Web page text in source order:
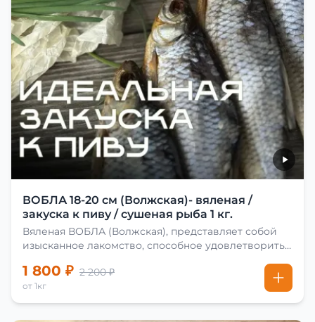
ВОБЛА 18-20 см (Волжская)- вяленая /
закуска к пиву / сушеная рыба 1 кг.
Вяленая ВОБЛА (Волжская), представляет собой
изысканное лакомство, способное удовлетворить
сделать вяленую воблу, её сначала хорошо солят.
Для этого используют старые рецепты и
современные способы. Благодаря этому рыба
1 800 ₽ 2 200 ₽
от 1кг